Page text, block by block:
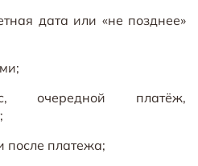
дата или «не позднее»
очередной платёж,
после платежа;